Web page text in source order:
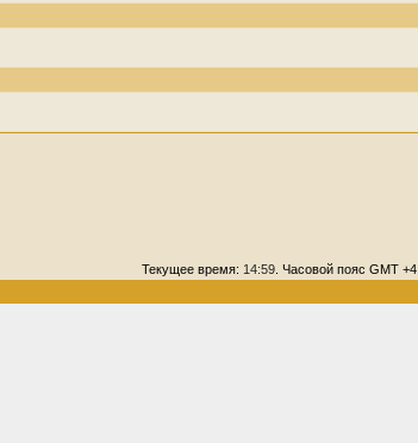
Текущее время: 14:59 . Часовой пояс GMT +4.